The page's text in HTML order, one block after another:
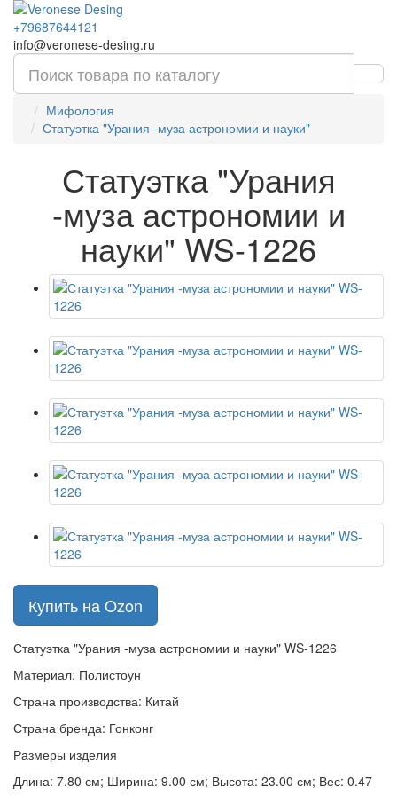
+79687644121
info@veronese-desing.ru
Мифология
Статуэтка "Урания -муза астрономии и науки"
Статуэтка "Урания
-муза астрономии и
науки" WS-1226
Купить на Ozon
Статуэтка "Урания -муза астрономии и науки" WS-1226
Материал: Полистоун
Страна производства: Китай
Страна бренда: Гонконг
Размеры изделия
Длина: 7.80 см; Ширина: 9.00 см; Высота: 23.00 см; Вес: 0.47